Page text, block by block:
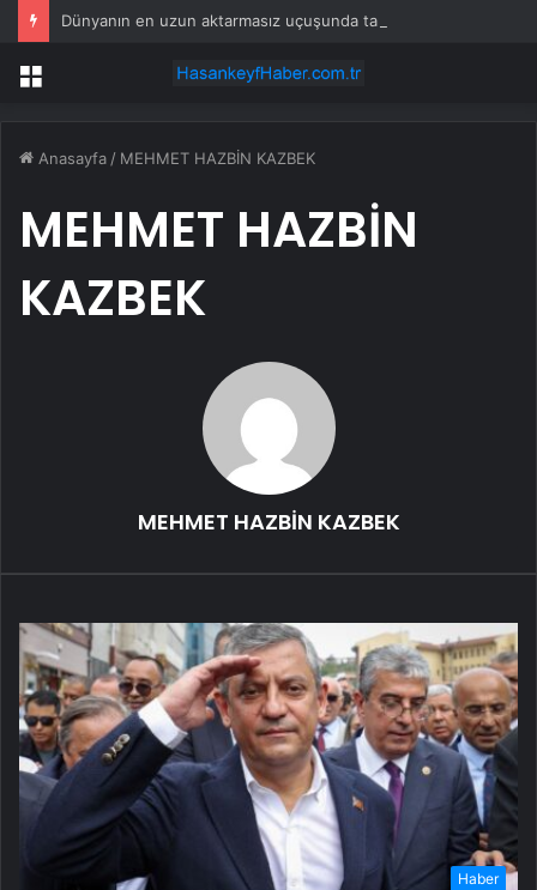
Menü
Anasayfa / MEHMET HAZBİN KAZBEK
MEHMET HAZBİN
KAZBEK
MEHMET HAZBİN KAZBEK
Haber